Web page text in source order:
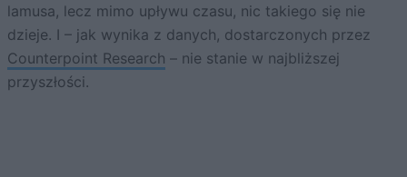
lamusa, lecz mimo upływu czasu, nic takiego się nie
dzieje. I – jak wynika z danych, dostarczonych przez
Counterpoint Research – nie stanie w najbliższej
przyszłości.